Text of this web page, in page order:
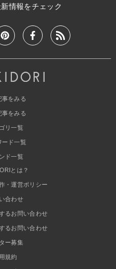
情報をチェック
事をみる
事をみる
リ一覧
ード一覧
ド一覧
とは？
・運営ポリシー
合わせ
るお問い合わせ
るお問い合わせ
ー募集
規約